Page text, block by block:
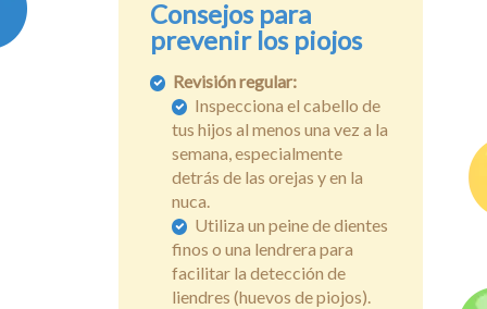
Consejos para
prevenir los piojos
Revisión regular:
Inspecciona el cabello de
tus hijos al menos una vez a la
semana, especialmente
detrás de las orejas y en la
nuca.
Utiliza un peine de dientes
finos o una lendrera para
facilitar la detección de
liendres (huevos de piojos).